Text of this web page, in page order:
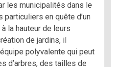
les municipalités dans le
en quête d’un
la hauteur de leurs
de jardins, il
polyvalente qui peut
d’arbres, des tailles de